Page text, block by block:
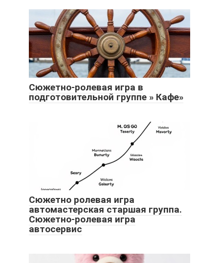
Сюжетно-ролевая игра в
подготовительной группе » Кафе»
Сюжетно ролевая игра
автомастерская старшая группа.
Сюжетно-ролевая игра
автосервис